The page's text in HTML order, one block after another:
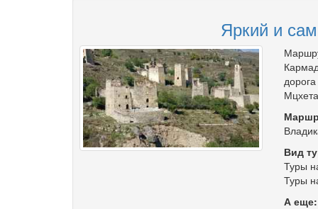
Яркий и
Вид
Туры
Туры
А